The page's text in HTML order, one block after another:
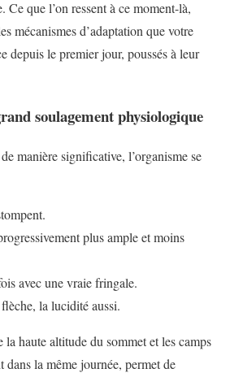
Ce que l’on ressent à ce moment-là,
mécanismes d’adaptation que votre
depuis le premier jour, poussés à leur
soulagement physiologique
manière significative, l’organisme se
plus ample et moins
avec une vraie fringale.
la lucidité aussi.
la haute altitude du sommet et les camps
dans la même journée, permet de